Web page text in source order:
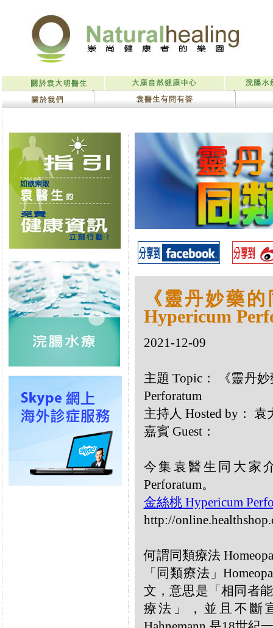
《靈丹妙藥
Hypericum
2021-12-09
主題 Topic： 《靈丹
Perforatum
主持人 Hosted by：
嘉賓 Guest：
今集袁醫生同大家
Perforatum。
金絲桃 Hypericum
http://
何謂同類療法
「同類療法」
文，意思是「相同者
療法」，並且不斷